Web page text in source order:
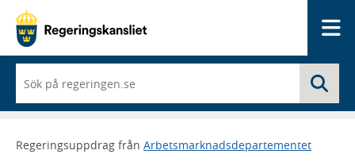
du
börjar
skriva
framträder
Regeringsuppdrag från Arbetsmarknadsdepartementet